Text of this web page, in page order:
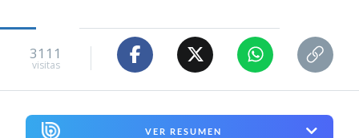
3111
visitas
VER RESUMEN